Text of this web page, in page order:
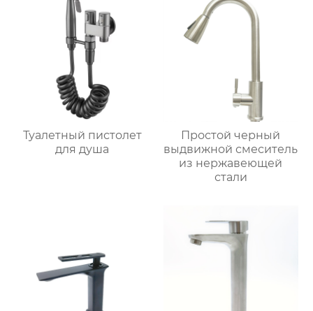
Туалетный пистолет
для душа
Простой черный
выдвижной смеситель
из нержавеющей
стали